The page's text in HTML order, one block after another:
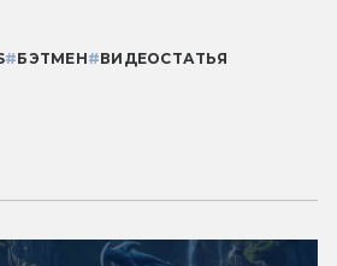
#БЭТМЕН#ВИДЕОСТАТЬЯ